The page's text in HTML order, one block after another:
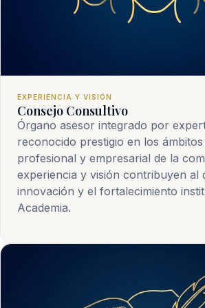
EXPERIENCIA Y VISIÓN
Consejo Consultivo
Órgano asesor integrado por
reconocido prestigio en los
profesional y empresarial de la
experiencia y visión contribuyen al
innovación y el fortalecimiento
Academia.